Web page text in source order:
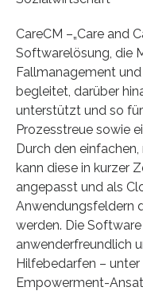
CareCM –„Care and
Softwarelösung, die
Fallmanagement
begleitet, darüber
unterstützt und so für
Prozesstreue sowie
Durch den
kann diese in kurzer
angepasst und als
Anwendungsfeldern
werden. Die
anwenderfreundlich
Hilfebedarfen –
Empowerment-